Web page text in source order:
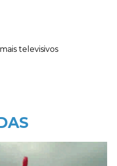
televisivos